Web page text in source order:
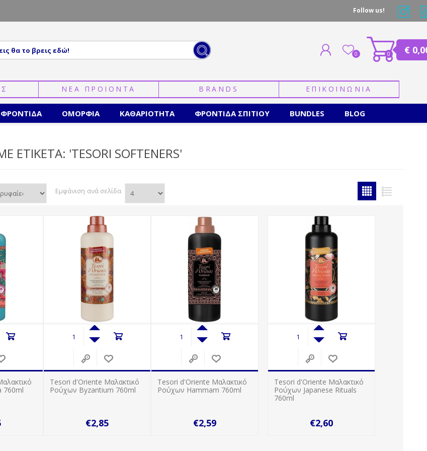
Follow us!
ΣΥΝΔΕΣΗ
0 €
0
ΝΕΑ ΠΡΟΙΟΝΤΑ BRANDS ΕΠΙΚΟΙΝΩΝΙΑ
ΟΜΟΡΦΙΑ ΚΑΘΑΡΙΟΤΗΤΑ ΦΡΟΝΤΙΔΑ ΣΠΙΤΙΟΥ BUNDLES BLOG
ΕΤΙΚΕΤΑ: 'TESORI SOFTENERS'
Εμφάνιση ανά σελίδα
760ml
Tesori d'Oriente Μαλακτικό
Ρούχων Byzantium 760ml
€2,85
Tesori d'Oriente Μαλακτικό
Ρούχων Hammam 760ml
€2,59
Tesori d'Oriente Μαλακτικό
Ρούχων Japanese Rituals
760ml
€2,60